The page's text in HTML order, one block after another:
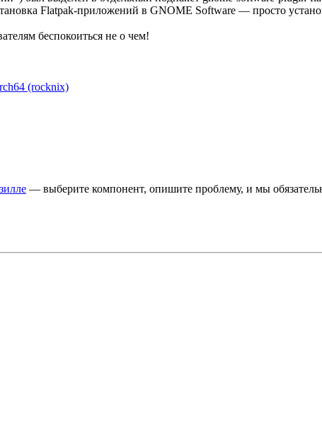
Flatpak-приложений в GNOME Software — просто
беспокоиться не о чем!
(rocknix)
— выберите компонент, опишите проблему, и мы